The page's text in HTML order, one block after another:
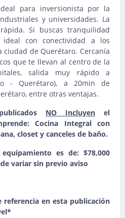
para inversionista por la
y universidades. La
Si buscas tranquilidad
con conectividad a los
de Querétaro. Cercanía
que te llevan al centro de la
salida muy rápido a
- Querétaro), a 20min de
entre otras ventajas.
NO Incluyen el
Cocina Integral con
closet y canceles de baño.
es de: $78,000
variar sin previo aviso
referencia en esta publicación